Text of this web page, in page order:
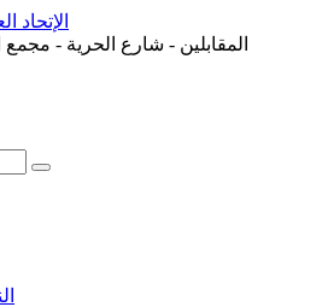
المقابلين - شارع الحرية -